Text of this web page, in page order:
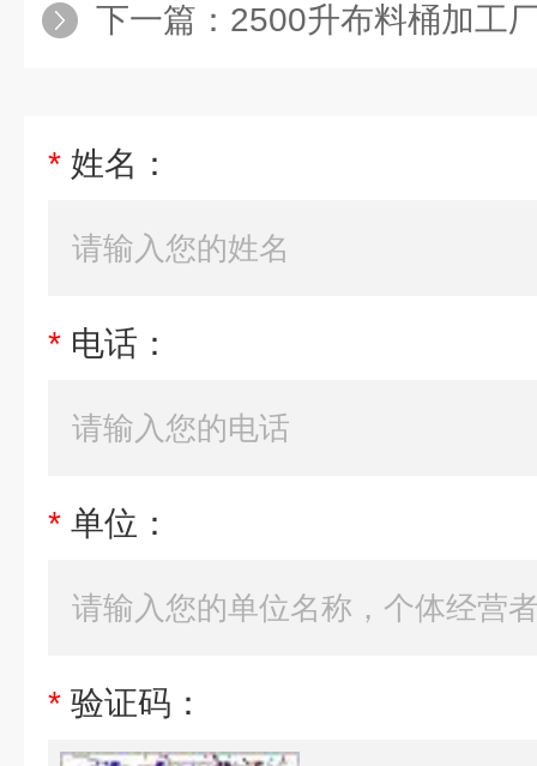
下一篇： 2500升布料桶加工
* 姓名：
* 电话：
* 单位：
* 验证码：